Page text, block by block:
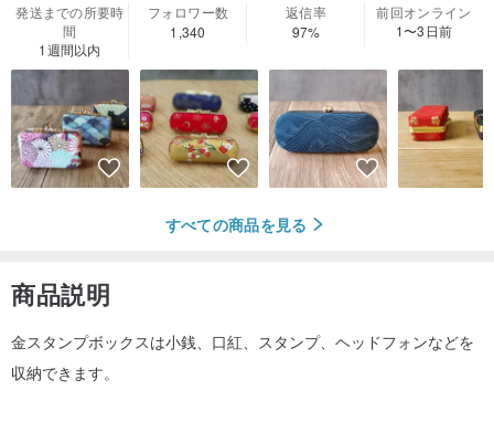
発送までの所要時
間
1週間以内
フォロワー数
1,340
返信率
97%
前回オンライン
1〜3日前
すべての商品を見る
商品説明
金スタンプボックスは小銭、口紅、スタンプ、ヘッドフォンなどを
収納できます。